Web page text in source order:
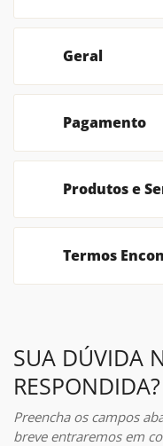
Geral
Pagamento
Produtos e
Termos
SUA DÚVIDA
RESPONDIDA?
Preencha os campos
breve entraremos em